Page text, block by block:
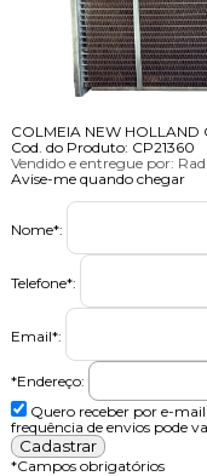
COLMEIA NEW HOLLAND
Cod. do Produto: CP21360
Vendido e entregue por:
Avise-me quando chegar
Nome*:
Telefone*:
Email*:
*Endereço:
Quero receber por e-
frequência de envios pode
*Campos obrigatórios